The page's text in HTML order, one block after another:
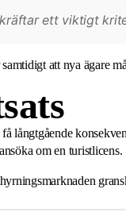
ett viktigt
att nya ägare
långtgående
om en turistlicens.